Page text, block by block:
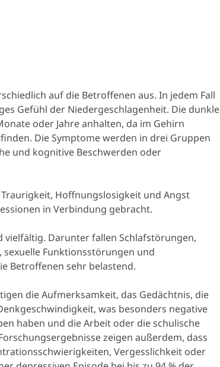
auf die Betroffenen aus. In jedem Fall
Gefühl der Niedergeschlagenheit. Die dunkle
oder Jahre anhalten, da im Gehirn
Die Symptome werden in drei Gruppen
und kognitive Beschwerden oder
Hoffnungslosigkeit und Angst
in Verbindung gebracht.
vielfältig. Darunter fallen Schlafstörungen,
Funktionsstörungen und
Betroffenen sehr belastend.
die Aufmerksamkeit, das Gedächtnis, die
was besonders negative
haben und die Arbeit oder die schulische
zeigen außerdem, dass
Vergesslichkeit oder